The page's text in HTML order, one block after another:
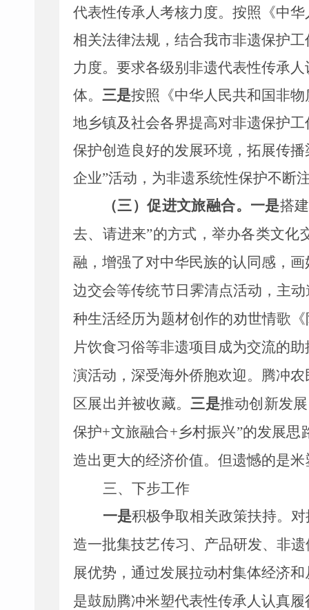
代表性传承人考核力度。按照《中
相关法律法规，结合我市非遗保护
力度。要求各级别非遗代表性传承人
体。 三是按照《中华人民共和国非
地乡镇及社会各界提高对非遗保护
保护创造良好的发展环境，拓展传
企业”活动，为非遗系统性保护不断
（三）促进文旅融合。 一是搭建
去、请进来”的方式，举办各类文
融，增强了对中华民族的认同感，
边交会等传统节日霁清点活动，主
种生活经历为题材创作的劝世情歌
片饮食习俗等非遗项目成为交流的
演活动，深受海外侨胞欢迎。腾冲
区展出并被收藏。三是推动创新发
保护+文旅融合+乡村振兴”的发展思
造出更大的经济价值。但遗憾的是
三、下步工作
一是积极争取相关政策扶持。
造一批集技艺传习、产品研发、非
展优势，通过发展拉动村集体经济
是鼓励腾冲米塑代表性传承人认真